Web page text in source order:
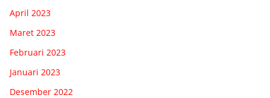
April 2023
Maret 2023
Februari 2023
Januari 2023
Desember 2022